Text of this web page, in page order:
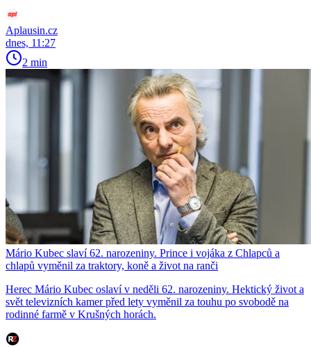
Aplausin.cz
dnes, 11:27
2 min
Mário Kubec slaví 62. narozeniny. Prince i vojáka z Chlapců a
chlapů vyměnil za traktory, koně a život na ranči
Herec Mário Kubec oslaví v neděli 62. narozeniny. Hektický život a
svět televizních kamer před lety vyměnil za touhu po svobodě na
rodinné farmě v Krušných horách.